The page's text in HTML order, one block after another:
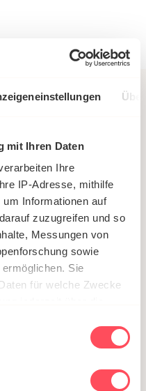
mit Ihren Daten
Ihre
IP-Adresse, mithilfe
Informationen auf
zuzugreifen und so
Messungen von
sowie
Sie
für welche Zwecke
auch gerne:
geografische Lage